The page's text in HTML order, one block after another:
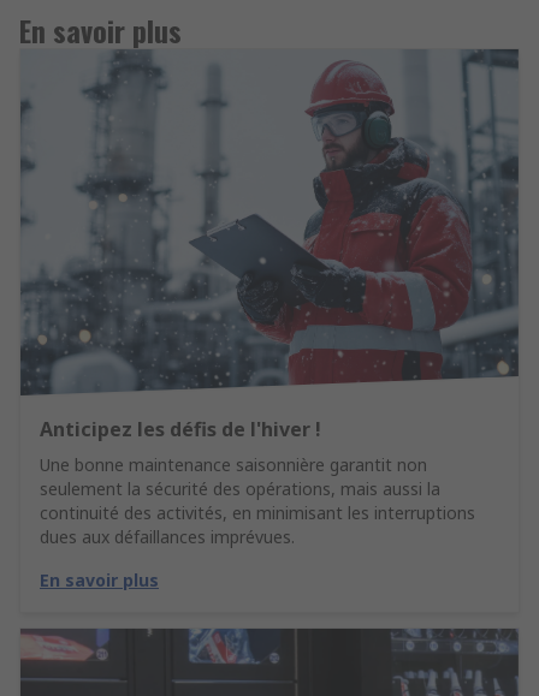
En savoir plus
Anticipez les défis de l'hiver !
Une bonne maintenance saisonnière garantit non
seulement la sécurité des opérations, mais aussi la
continuité des activités, en minimisant les interruptions
dues aux défaillances imprévues.
En savoir plus